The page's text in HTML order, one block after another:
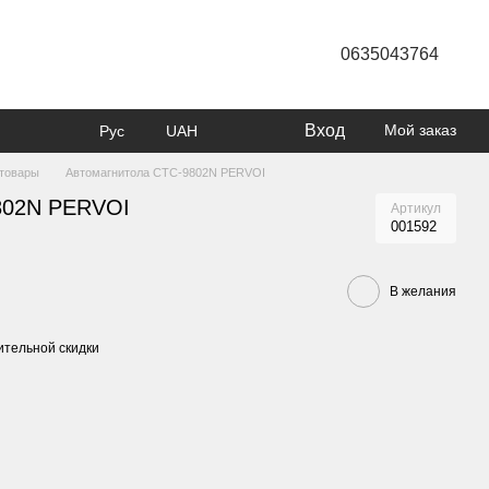
0635043764
Рус UAH Вход Мой заказ
Автомагнитола CTC-9802N PERVOI
PERVOI Артикул
001592
В желания
скидки